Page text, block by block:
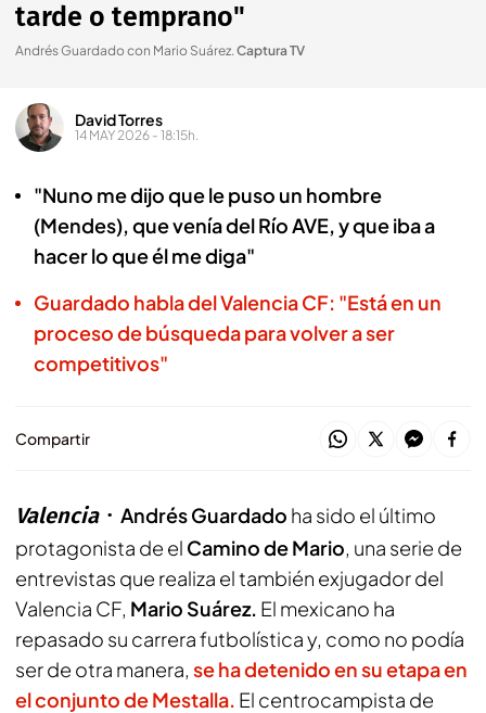
tarde o temprano"
Andrés Guardado con Mario Suárez.Captura TV
David Torres
14 MAY 2026 - 18:15h.
"Nuno me dijo que le puso un hombre
(Mendes), que venía del Río AVE, y que iba a
hacer lo que él me diga"
Guardado habla del Valencia CF: "Está en un
proceso de búsqueda para volver a ser
competitivos"
Compartir
Valencia Andrés Guardado ha sido el último
protagonista de el Camino de Mario, una serie de
entrevistas que realiza el también exjugador del
Valencia CF, Mario Suárez. El mexicano ha
repasado su carrera futbolística y, como no podía
ser de otra manera, se ha detenido en su etapa en
el conjunto de Mestalla. El centrocampista de